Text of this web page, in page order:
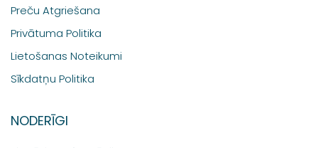
Preču Atgriešana
Privātuma Politika
Lietošanas Noteikumi
Sīkdatņu Politika
NODERĪGI